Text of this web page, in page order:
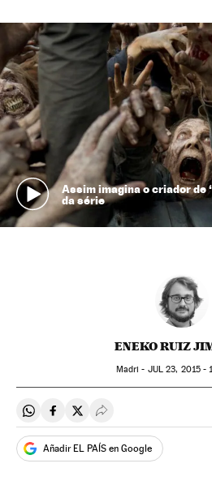
Assim imagina o criador de
da série
ENEKO RUIZ
Madri - JUL 23, 2015 -
Compartir en Whatsapp
Compartir en Facebook
Compartir en Twitter
Desplegar Redes
Añadir EL PAÍS en Google